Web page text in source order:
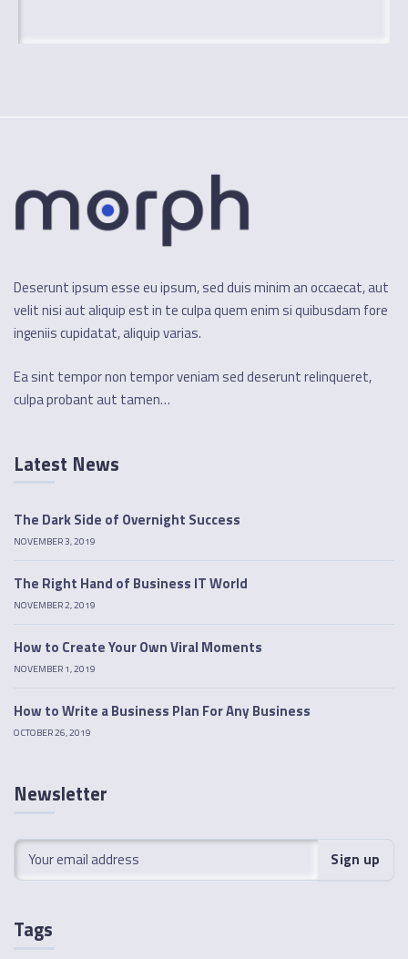
Deserunt ipsum esse eu ipsum, sed duis minim an occaecat, aut
velit nisi aut aliquip est in te culpa quem enim si quibusdam fore
ingeniis cupidatat, aliquip varias.
Ea sint tempor non tempor veniam sed deserunt relinqueret,
culpa probant aut tamen…
Latest News
The Dark Side of Overnight Success
NOVEMBER 3, 2019
The Right Hand of Business IT World
NOVEMBER 2, 2019
How to Create Your Own Viral Moments
NOVEMBER 1, 2019
How to Write a Business Plan For Any Business
OCTOBER 26, 2019
Newsletter
Tags